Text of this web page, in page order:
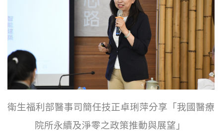
衛生福利部醫事司簡任技正卓琍萍分享「我國醫療
院所永續及淨零之政策推動與展望」